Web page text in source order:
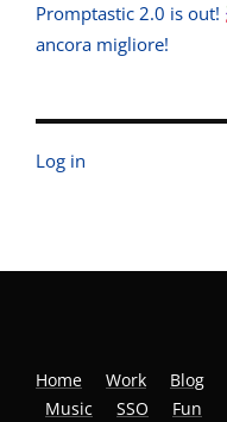
Promptastic 2.0 is out!
ancora migliore!
Log in
Home Work Blog
Music
SSO Fun